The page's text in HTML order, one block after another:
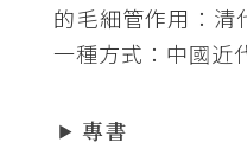
的毛細管作用：清
一種方式：中國近
專書